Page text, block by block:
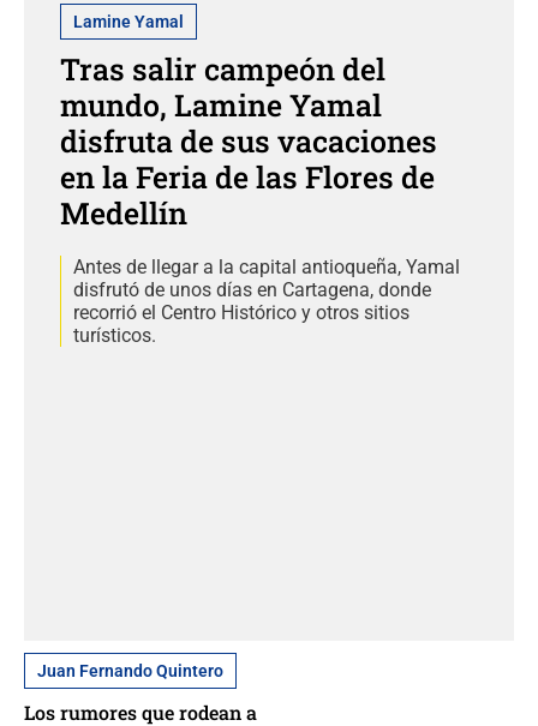
Lamine Yamal
Tras salir campeón del
mundo, Lamine Yamal
disfruta de sus vacaciones
en la Feria de las Flores de
Medellín
Antes de llegar a la capital antioqueña, Yamal
disfrutó de unos días en Cartagena, donde
recorrió el Centro Histórico y otros sitios
turísticos.
Juan Fernando Quintero
Los rumores que rodean a